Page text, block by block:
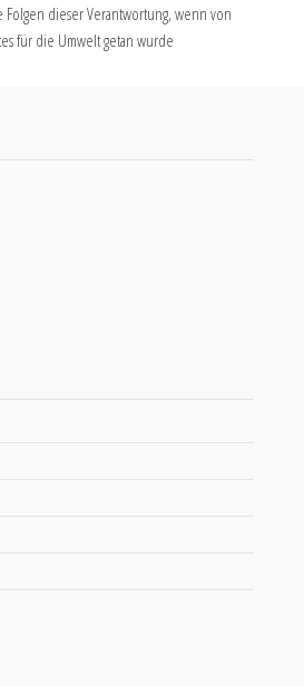
dieser Verantwortung, wenn von
für die Umwelt getan wurde